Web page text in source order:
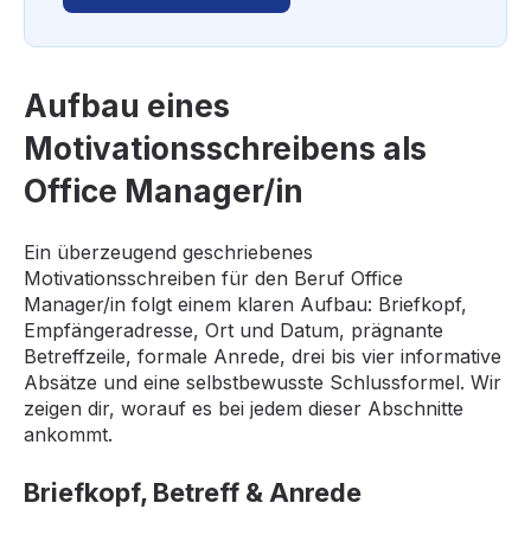
Aufbau eines
Motivationsschreibens als
Office Manager/in
Ein überzeugend geschriebenes
Motivationsschreiben für den Beruf Office
Manager/in folgt einem klaren Aufbau: Briefkopf,
Empfängeradresse, Ort und Datum, prägnante
Betreffzeile, formale Anrede, drei bis vier informative
Absätze und eine selbstbewusste Schlussformel. Wir
zeigen dir, worauf es bei jedem dieser Abschnitte
ankommt.
Briefkopf, Betreff & Anrede